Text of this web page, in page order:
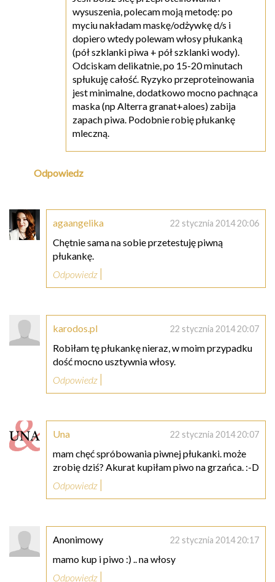
wysuszenia, polecam moją metodę: po
myciu nakładam maskę/odżywkę d/s i
dopiero wtedy polewam włosy płukanką
(pół szklanki piwa + pół szklanki wody).
Odciskam delikatnie, po 15-20 minutach
spłukuję całość. Ryzyko przeproteinowania
jest minimalne, dodatkowo mocno pachnąca
maska (np Alterra granat+aloes) zabija
zapach piwa. Podobnie robię płukankę
mleczną.
Odpowiedz
agaangelika 22 stycznia 2014 20:06
Chętnie sama na sobie przetestuję piwną
płukankę.
Odpowiedz
karodos.pl 22 stycznia 2014 20:07
Robiłam tę płukankę nieraz, w moim przypadku
dość mocno usztywnia włosy.
Odpowiedz
Una 22 stycznia 2014 20:07
mam chęć spróbowania piwnej płukanki. może
zrobię dziś? Akurat kupiłam piwo na grzańca. :-D
Odpowiedz
Anonimowy 22 stycznia 2014 20:17
mamo kup i piwo :) .. na włosy
Odpowiedz